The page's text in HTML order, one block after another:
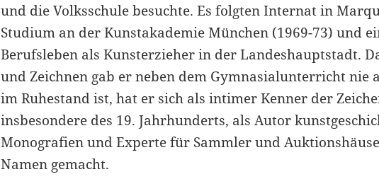
und die Volksschule besuchte. Es folgten Internat in
Studium an der Kunstakademie München (1969-73) und
Berufsleben als Kunsterzieher in der Landeshauptstadt.
und Zeichnen gab er neben dem Gymnasialunterricht nie
im Ruhestand ist, hat er sich als intimer Kenner der
insbesondere des 19. Jahrhunderts, als Autor
Monografien und Experte für Sammler und
Namen gemacht.